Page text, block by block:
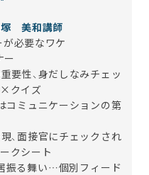
美和講師
必要なワケ
ー
要性、身だしなみチェッ
クイズ
コミュニケーションの第
、面接官にチェックされ
クシート
振る舞い…個別フィード